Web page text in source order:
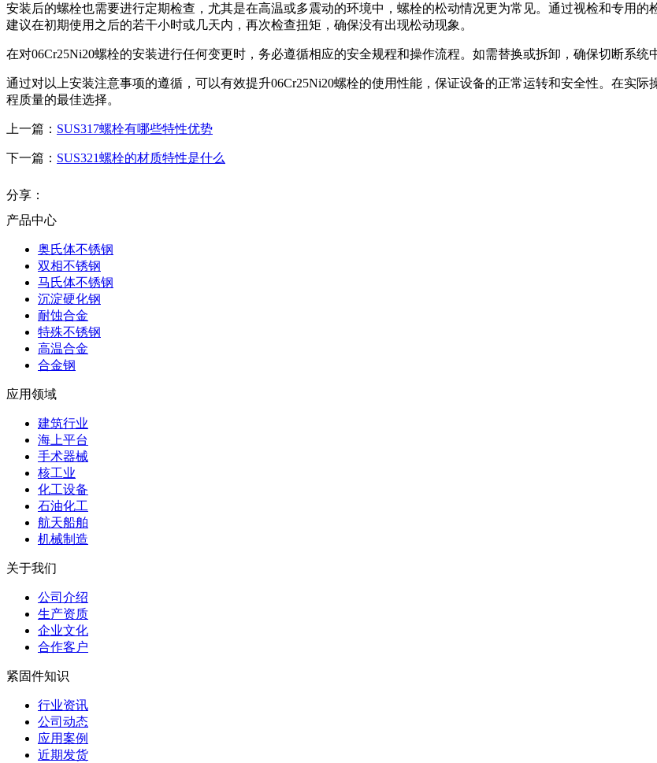
安装后的螺栓也需要进行定期检查，尤其是在高温或多震动的环境中，螺栓的松动情况更为常见。通过视检和专用的
建议在初期使用之后的若干小时或几天内，再次检查扭矩，确保没有出现松动现象。
在对06Cr25Ni20螺栓的安装进行任何变更时，务必遵循相应的安全规程和操作流程。如需替换或拆卸，确保切断系统
通过对以上安装注意事项的遵循，可以有效提升06Cr25Ni20螺栓的使用性能，保证设备的正常运转和安全性。在实
程质量的最佳选择。
上一篇： SUS317螺栓有哪些特性优势
下一篇： SUS321螺栓的材质特性是什么
分享：
产品中心
奥氏体不锈钢
双相不锈钢
马氏体不锈钢
沉淀硬化钢
耐蚀合金
特殊不锈钢
高温合金
合金钢
应用领域
建筑行业
海上平台
手术器械
核工业
化工设备
石油化工
航天船舶
机械制造
关于我们
公司介绍
生产资质
企业文化
合作客户
紧固件知识
行业资讯
公司动态
应用案例
近期发货